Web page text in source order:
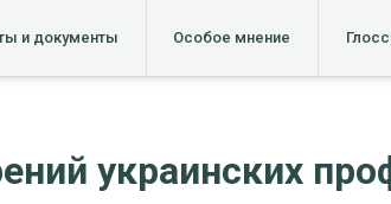
и документы Особое мнение
украинских